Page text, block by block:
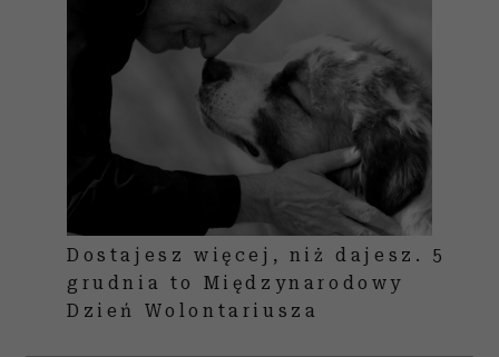
Dostajesz więcej, niż dajesz. 5
grudnia to Międzynarodowy
Dzień Wolontariusza